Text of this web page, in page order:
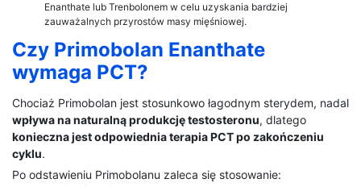
Enanthate lub Trenbolonem w celu uzyskania bardziej
zauważalnych przyrostów masy mięśniowej.
Czy Primobolan Enanthate
wymaga PCT?
Chociaż Primobolan jest stosunkowo łagodnym sterydem, nadal
wpływa na naturalną produkcję testosteronu, dlatego
konieczna jest odpowiednia terapia PCT po zakończeniu
cyklu.
Po odstawieniu Primobolanu zaleca się stosowanie: